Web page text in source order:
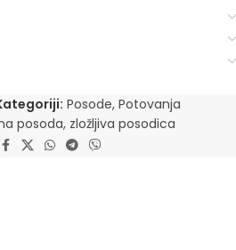
Posode, Potovanja
posoda, zložljiva posodica